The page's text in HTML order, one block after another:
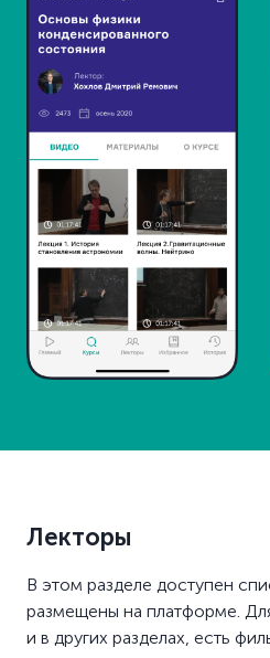
Лекторы
В этом разделе доступен
размещены на платформе.
и в других разделах, есть